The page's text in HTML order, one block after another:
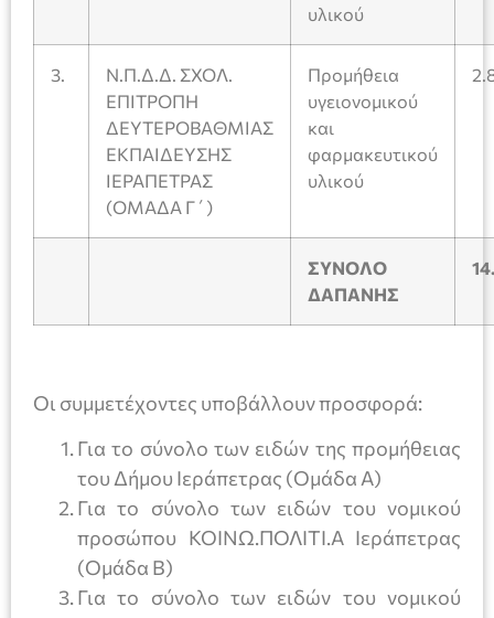
υλικού
3.
Ν.Π.Δ.Δ. ΣΧΟΛ.
ΕΠΙΤΡΟΠΗ
ΔΕΥΤΕΡΟΒΑΘΜΙΑΣ
ΕΚΠΑΙΔΕΥΣΗΣ
ΙΕΡΑΠΕΤΡΑΣ
(ΟΜΑΔΑ Γ΄)
Προμήθεια
υγειονομικού
και
φαρμακευτικού
υλικού
ΣΥΝΟΛΟ
ΔΑΠΑΝΗΣ
Οι συμμετέχοντες υποβάλλουν προσφορά:
Για το σύνολο των ειδών της προμήθειας
του Δήμου Ιεράπετρας (Ομάδα Α)
Για το σύνολο των ειδών του νομικού
προσώπου ΚΟΙΝΩ.ΠΟΛΙΤΙ.Α Ιεράπετρας
(Ομάδα Β)
Για το σύνολο των ειδών του νομικού